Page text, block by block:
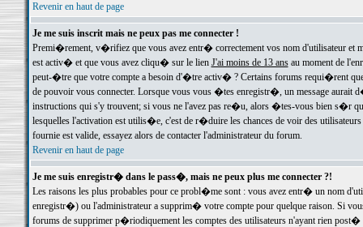
Revenir en haut de page
Je me suis inscrit mais ne peux pas me connecter !
Premi�rement, v�rifiez que vous avez entr� correctement vos nom d'utilisateur
est activ� et que vous avez cliqu� sur le lien J'ai moins de 13 ansau moment de
peut-�tre que votre compte a besoin d'�tre activ� ? Certains forums requi�rent
de pouvoir vous connecter. Lorsque vous vous �tes enregistr�, un message aurait
instructions qui s'y trouvent; si vous ne l'avez pas re�u, alors �tes-vous bien s�r
lesquelles l'activation est utilis�e, c'est de r�duire les chances de voir des
fournie est valide, essayez alors de contacter l'administrateur du forum.
Revenir en haut de page
Je me suis enregistr� dans le pass�, mais ne peux plus me connecter ?!
Les raisons les plus probables pour ce probl�me sont : vous avez entr� un nom
enregistr�) ou l'administrateur a supprim� votre compte pour quelque raison. Si
forums de supprimer p�riodiquement les comptes des utilisateurs n'ayant rien